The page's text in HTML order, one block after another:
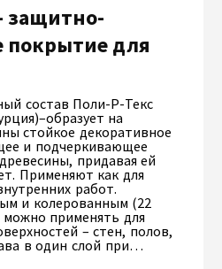
защитно-
покрытие для
состав Поли-Р-Текс
на
стойкое декоративное
и подчеркивающее
придавая ей
Применяют как для
работ.
и колерованным (22
применять для
– стен, полов,
в один слой при…